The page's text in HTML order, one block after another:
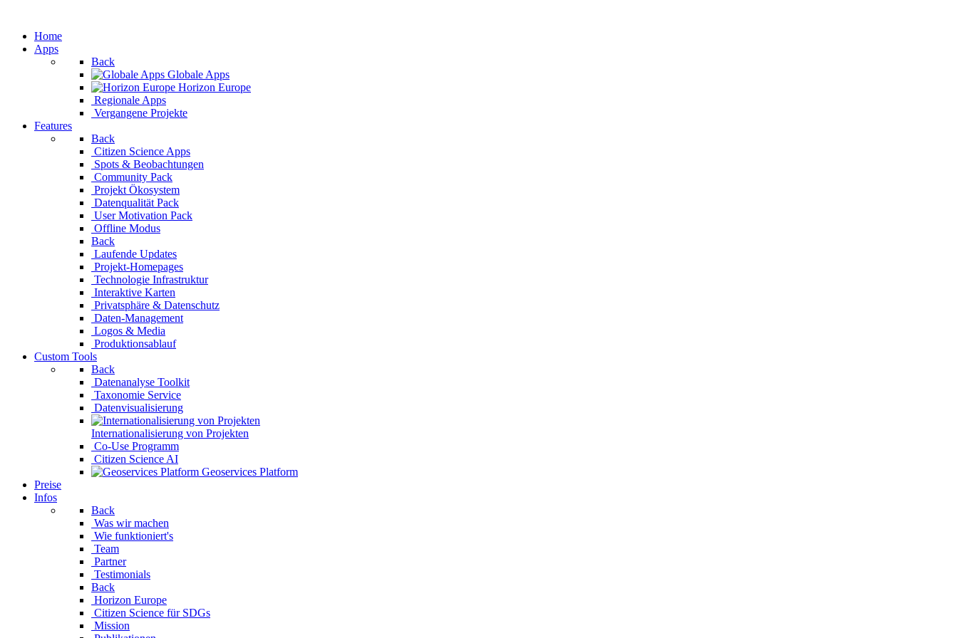
Home
Apps
Back
Globale Apps
Horizon Europe
Features
Back
Back
Interaktive Karten
Privatsphäre & Datenschutz
Daten-Management
Logos & Media
Produktionsablauf
Custom Tools
Back
Datenanalyse Toolkit
Taxonomie Service
Datenvisualisierung
Internationalisierung von Projekten
Co-Use Programm
Citizen Science AI
Geoservices Platform
Preise
Infos
Back
Was wir machen
Wie funktioniert's
Team
Partner
Testimonials
Back
Horizon Europe
Mission